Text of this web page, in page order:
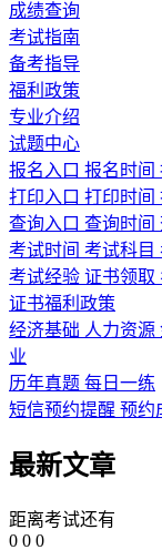
成绩查询
考试指南
备考指导
福利政策
专业介绍
试题中心
报名入口 报名时间
打印入口 打印时间
查询入口 查询时间
考试时间 考试科目
考试经验 证书领取
证书福利政策
经济基础 人力资源
业
历年真题 每日一练
短信预约提醒 预约
最新文章
距离考试还有
0 0 0